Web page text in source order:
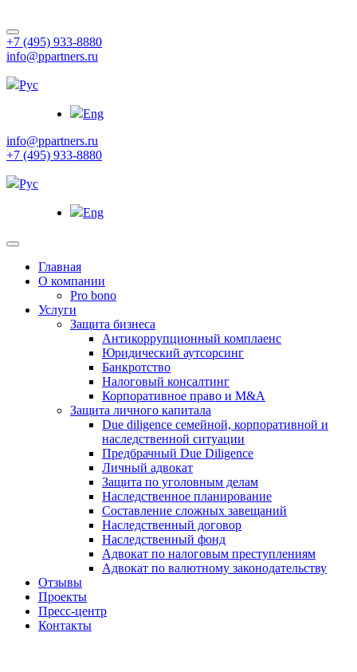
+7 (495) 933-8880
info@ppartners.ru
Рус
Eng
info@ppartners.ru
+7 (495) 933-8880
Рус
Eng
Главная
О компании
Pro bono
Услуги
Защита бизнеса
Антикоррупционный комплаенс
Юридический аутсорсинг
Банкротство
Налоговый консалтинг
Корпоративное право и M&A
Защита личного капитала
Due diligence семейной, корпоративной и
наследственной ситуации
Предбрачный Due Diligence
Личный адвокат
Защита по уголовным делам
Наследственное планирование
Составление сложных завещаний
Наследственный договор
Наследственный фонд
Адвокат по налоговым преступлениям
Адвокат по валютному законодательству
Отзывы
Проекты
Пресс-центр
Контакты